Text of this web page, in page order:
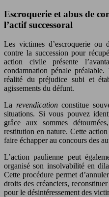
Escroquerie et abus de
l’actif successoral
Les victimes d’escroquerie ou
contre la succession pour
action civile présente
condamnation pénale
réalité du préjudice subi et
agissements du défunt.
La revendication constitue
situations. Si vous pouvez
grâce aux sommes
restitution en nature. Cette
faire échapper au concours des
L’action paulienne peut
organisé son insolvabilité en
Cette procédure permet
droits des créanciers,
pour le désintéressement des